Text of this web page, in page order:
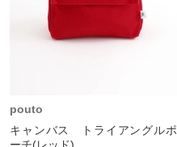
pouto
キャンバス トライアングルポ